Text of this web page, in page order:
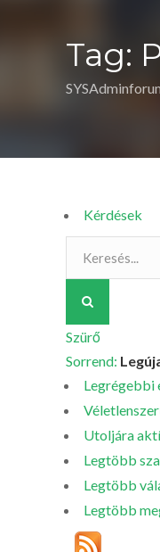
Tag:
Kérdések
Szürő
Sorrend:
Legrégebbi
Utoljára
Legtöbb
Legtöbb
Legtöbb